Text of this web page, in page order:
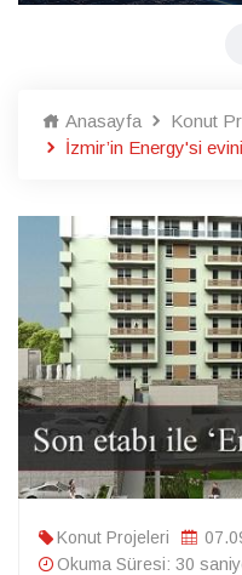
Anasayfa
Konut
İzmir’in Energy'si
Konut Projeleri
Okuma Süresi: 30